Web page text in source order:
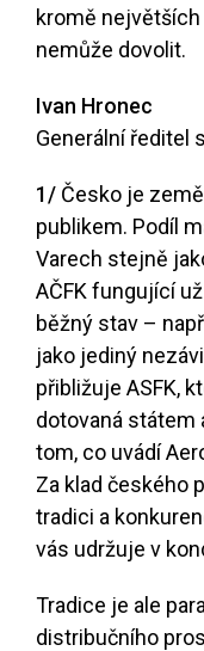
kromě
nemůže dovolit.
Ivan Hronec
Generální ředitel
1/ Česko je
publikem. Podíl
Varech stejně
AČFK fungující
běžný stav –
jako jediný
přibližuje ASFK,
dotovaná státem
tom, co uvádí
Za klad českého
tradici a
vás udržuje v
Tradice je ale
distribučního